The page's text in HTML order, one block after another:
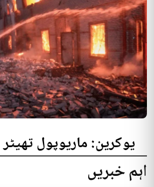
یوکرین: ماریوپول
300 افراد کی ہلاکت کا خدشہ
اہم خبریں